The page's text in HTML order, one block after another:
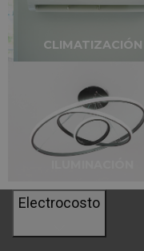
electrodoméstico
Tus alimentos
de manera
integrado en la
encuentren
CLIMATIZACIÓN
Electrocosto